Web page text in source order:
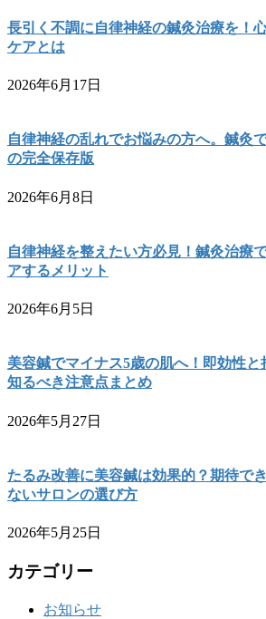
長引く不調に自律神経の鍼灸治療を！
ケアとは
2026年6月17日
自律神経の乱れでお悩みの方へ。鍼灸
の完全保存版
2026年6月8日
自律神経を整えたい方必見！鍼灸治療
アするメリット
2026年6月5日
美容鍼でマイナス5歳の肌へ！即効性と
知るべき注意点まとめ
2026年5月27日
たるみ改善に美容鍼は効果的？期待で
ないサロンの選び方
2026年5月25日
カテゴリー
お知らせ